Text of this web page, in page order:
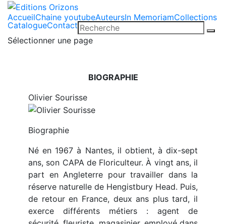
AccueilChaine youtubeAuteursIn MemoriamCollections
CatalogueContact
Sélectionner une page
BIOGRAPHIE
Olivier Sourisse
Biographie
Né en 1967 à Nantes, il obtient, à dix-sept
ans, son CAPA de Floriculteur. À vingt ans, il
part en Angleterre pour travailler dans la
réserve naturelle de Hengistbury Head. Puis,
de retour en France, deux ans plus tard, il
exerce différents métiers : agent de